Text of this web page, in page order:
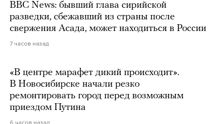
BBC News: бывший глава сирийской
разведки, сбежавший из страны после
свержения Асада, может находиться в России
7 часов назад
«В центре марафет дикий происходит».
В Новосибирске начали резко
ремонтировать город перед возможным
приездом Путина
6 часов назад